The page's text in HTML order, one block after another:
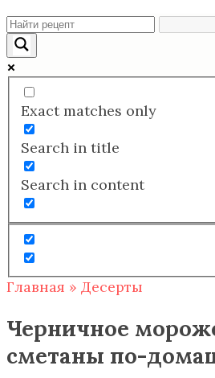
Exact matches only
Search in title
Search in content
Главная » Десерты
Черничное
сметаны по-